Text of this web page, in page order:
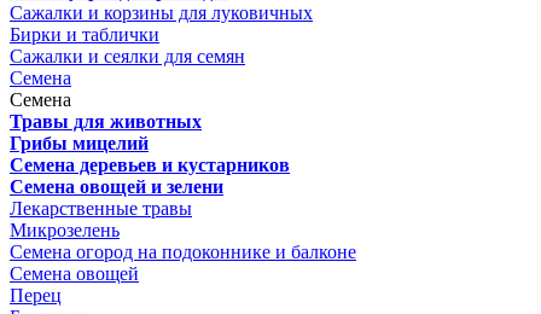
Сажалки и корзины для луковичных
Бирки и таблички
Сажалки и сеялки для семян
Семена
Семена
Травы для животных
Грибы мицелий
Семена деревьев и кустарников
Семена овощей и зелени
Лекарственные травы
Микрозелень
Семена огород на подоконнике и балконе
Семена овощей
Перец